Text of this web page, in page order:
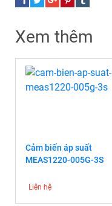
Xem thêm
Cảm biến áp suất
MEAS1220-005G-3S
Liên hệ